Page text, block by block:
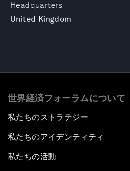
Headquarters
United Kingdom
世界経済フォーラムについて
私たちのストラテジー
私たちのアイデンティティ
私たちの活動